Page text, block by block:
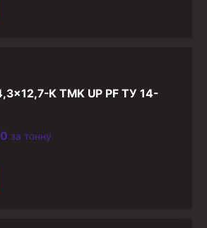
К TMK UP PF ТУ 14-
за тонну